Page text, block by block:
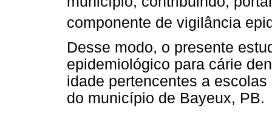
componente de vigilância
Desse modo, o presente
epidemiológico para cárie
idade pertencentes a
do município de Bayeux, PB.